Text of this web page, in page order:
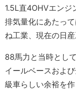
1.5L直4OHVエンジ
排気量化にあたっ
ね工業、現在の日
88馬力と当時とし
イールベースおよ
級車らしい余裕を作